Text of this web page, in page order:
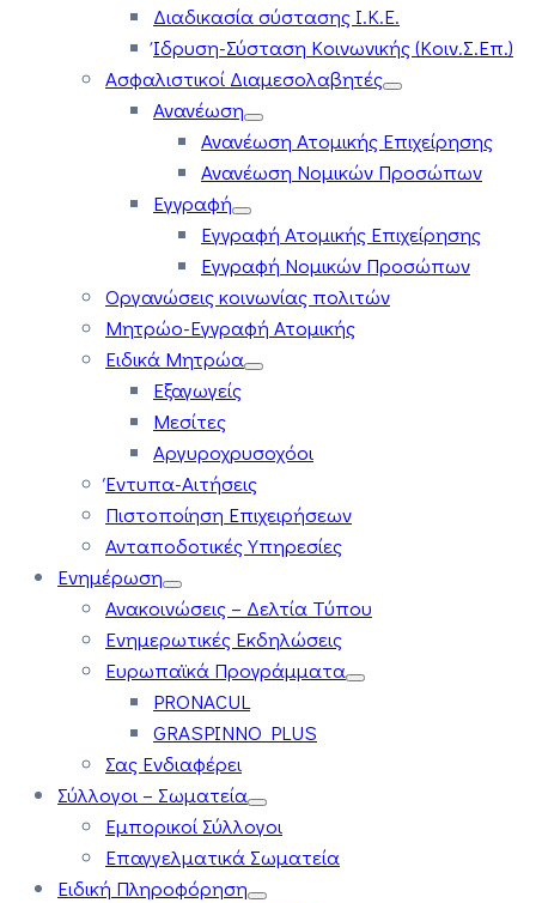
Διαδικασία σύστασης Ι.Κ.Ε.
Ίδρυση-Σύσταση Κοινωνικής (Κοιν.Σ.Επ.)
Ασφαλιστικοί Διαμεσολαβητές
Ανανέωση
Ανανέωση Ατομικής Επιχείρησης
Ανανέωση Νομικών Προσώπων
Εγγραφή
Εγγραφή Ατομικής Επιχείρησης
Εγγραφή Νομικών Προσώπων
Οργανώσεις κοινωνίας πολιτών
Μητρώο-Εγγραφή Ατομικής
Ειδικά Μητρώα
Εξαγωγείς
Μεσίτες
Αργυροχρυσοχόοι
Έντυπα-Αιτήσεις
Πιστοποίηση Επιχειρήσεων
Ανταποδοτικές Υπηρεσίες
Ενημέρωση
Ανακοινώσεις – Δελτία Τύπου
Ενημερωτικές Εκδηλώσεις
Ευρωπαϊκά Προγράμματα
PRONACUL
GRASPINNO PLUS
Σας Ενδιαφέρει
Σύλλογοι – Σωματεία
Εμπορικοί Σύλλογοι
Επαγγελματικά Σωματεία
Ειδική Πληροφόρηση